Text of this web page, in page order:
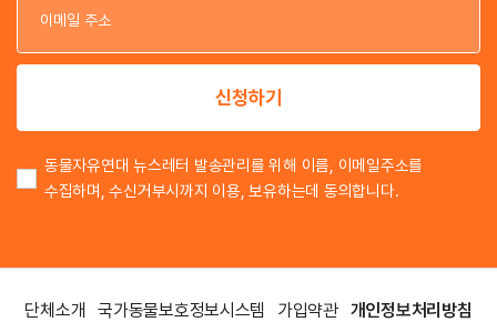
이
신청하기
동물자유연대 뉴스레터 발송관리를 위해 이름, 이메일주소를
수집하며, 수신거부시까지 이용, 보유하는데 동의합니다.
단체소개 국가동물보호정보시스템 가입약관 개인정보처리방침